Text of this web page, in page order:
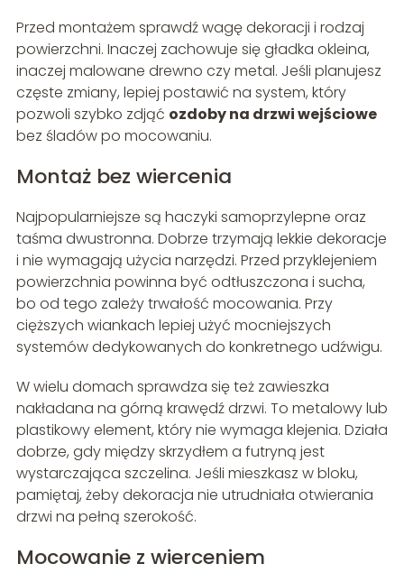
Przed montażem sprawdź wagę dekoracji i rodzaj
powierzchni. Inaczej zachowuje się gładka okleina,
inaczej malowane drewno czy metal. Jeśli planujesz
częste zmiany, lepiej postawić na system, który
pozwoli szybko zdjąć ozdoby na drzwi wejściowe
bez śladów po mocowaniu.
Montaż bez wiercenia
Najpopularniejsze są haczyki samoprzylepne oraz
taśma dwustronna. Dobrze trzymają lekkie dekoracje
i nie wymagają użycia narzędzi. Przed przyklejeniem
powierzchnia powinna być odtłuszczona i sucha,
bo od tego zależy trwałość mocowania. Przy
cięższych wiankach lepiej użyć mocniejszych
systemów dedykowanych do konkretnego udźwigu.
W wielu domach sprawdza się też zawieszka
nakładana na górną krawędź drzwi. To metalowy lub
plastikowy element, który nie wymaga klejenia. Działa
dobrze, gdy między skrzydłem a futryną jest
wystarczająca szczelina. Jeśli mieszkasz w bloku,
pamiętaj, żeby dekoracja nie utrudniała otwierania
drzwi na pełną szerokość.
Mocowanie z wierceniem